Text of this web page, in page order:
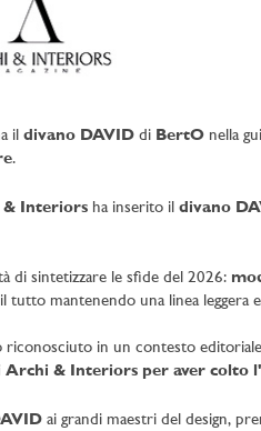
il divano DAVIDdi BertOnella
.
Interiorsha inserito il divano
di sintetizzare le sfide del 2026:
mantenendo una linea leggera
in un contesto
& Interiors per aver colto
ai grandi maestri del design,